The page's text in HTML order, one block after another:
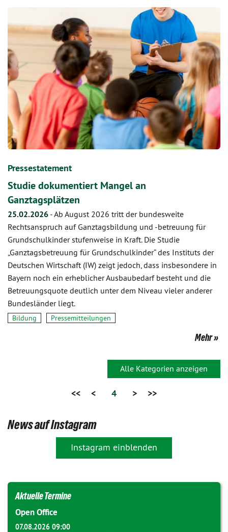
Pressestatement
Studie dokumentiert Mangel an
Ganztagsplätzen
25.02.2026 -Ab August 2026 tritt der bundesweite
Rechtsanspruch auf Ganztagsbildung und -betreuung für
Grundschulkinder stufenweise in Kraft. Die Studie
„Ganztagsbetreuung für Grundschulkinder“ des Instituts der
Deutschen Wirtschaft (IW) zeigt jedoch, dass insbesondere in
Bayern noch ein erheblicher Ausbaubedarf besteht und die
Betreuungsquote deutlich unter dem Niveau vieler anderer
Bundesländer liegt.
Bildung Pressemitteilungen
Mehr
Alle Kategorien anzeigen
<< < 4 > >>
News auf Instagram
Instagram einblenden
Aktuelle Termine
Open Office
07.08.2026 09:00